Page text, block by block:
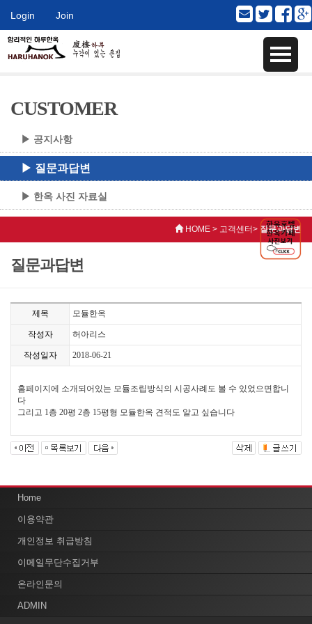
Login Join
CUSTOMER
▶ 공지사항
▶ 질문과답변
▶ 한옥 사진 자료실
HOME > 고객센터> 질문과답변
질문과답변
제목 모듈한옥
작성자 허아리스
작성일자 2018-06-21
홈페이지에 소개되어있는 모듈조립방식의 시공사례도 볼 수 있었으면합니
다
그리고 1층 20평 2층 15평형 모듈한옥 견적도 알고 싶습니다
Home
이용약관
개인정보 취급방침
이메일무단수집거부
온라인문의
ADMIN